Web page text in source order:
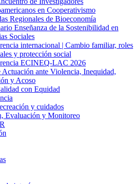
en Cooperativismo
Regionales de Bioeconomía
Enseñanza de la Sostenibilidad en
Sociales
internacional | Cambio familiar, roles
y protección social
ECINEQ-LAC 2026
Actuación ante Violencia, Inequidad,
y Acoso
con Equidad
y cuidados
Evaluación y Monitoreo